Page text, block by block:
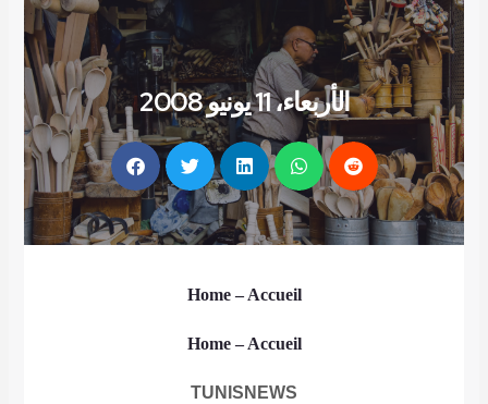
الأربعاء، 11 يونيو 2008
Home– Accueil
Home– Accueil
TUNISNEWS